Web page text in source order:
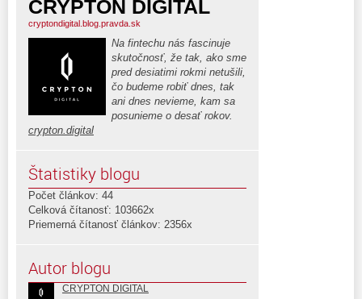
CRYPTON DIGITAL
cryptondigital.blog.pravda.sk
Na fintechu nás fascinuje
skutočnosť, že tak, ako sme
pred desiatimi rokmi netušili,
čo budeme robiť dnes, tak
ani dnes nevieme, kam sa
posunieme o desať rokov.
crypton.digital
Štatistiky blogu
Počet článkov: 44
Celková čítanosť: 103662x
Priemerná čítanosť článkov: 2356x
Autor blogu
CRYPTON DIGITAL